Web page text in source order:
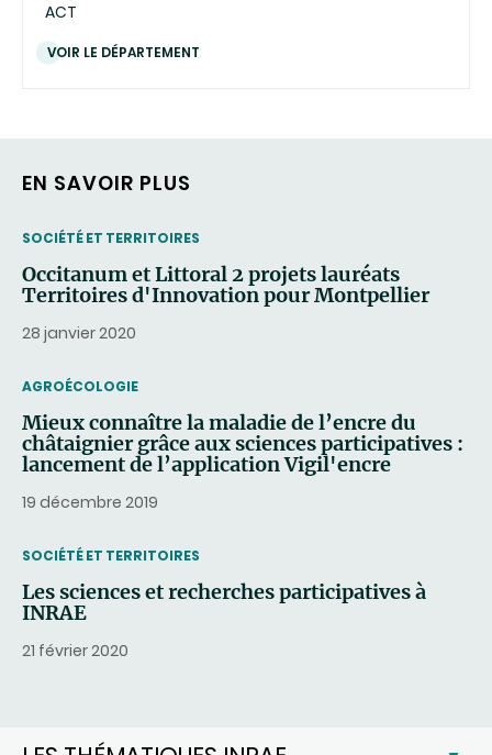
ACT
VOIR LE DÉPARTEMENT
EN SAVOIR PLUS
THEMATIC
SOCIÉTÉ ET TERRITOIRES
Occitanum et Littoral 2 projets lauréats
Territoires d'Innovation pour Montpellier
28 janvier 2020
THEMATIC
AGROÉCOLOGIE
Mieux connaître la maladie de l’encre du
châtaignier grâce aux sciences participatives :
lancement de l’application Vigil'encre
19 décembre 2019
THEMATIC
SOCIÉTÉ ET TERRITOIRES
Les sciences et recherches participatives à
INRAE
21 février 2020